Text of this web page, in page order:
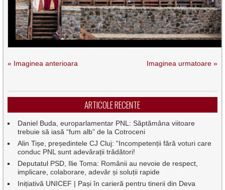
« Imaginea anterioara Imaginea urmatoare »
ARTICOLE RECENTE
Daniel Buda, europarlamentar PNL: Săptămâna viitoare
trebuie să iasă “fum alb” de la Cotroceni
Alin Tișe, președintele CJ Cluj: “Incompetenții fără voturi care
conduc PNL sunt adevărații trădători!
Deputatul PSD, Ilie Toma: Românii au nevoie de respect,
implicare, colaborare, adevăr și soluții rapide
Inițiativă UNICEF | Pași în carieră pentru tinerii din Deva